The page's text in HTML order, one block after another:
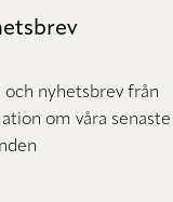
nyhetsbrev från
om våra senaste